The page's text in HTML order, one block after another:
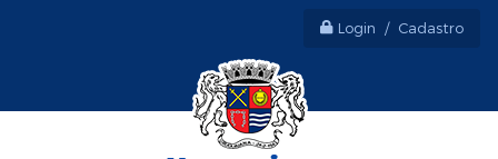
Login / Cadastro